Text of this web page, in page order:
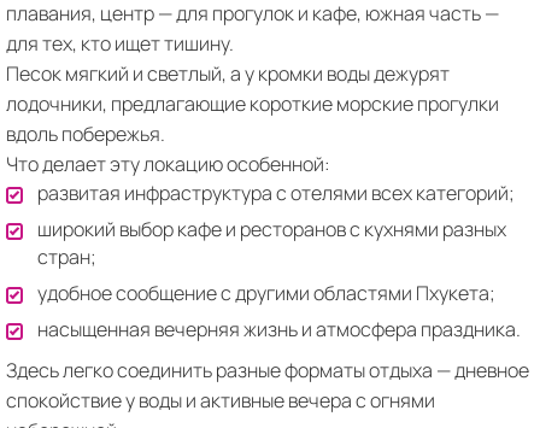
плавания, центр — для прогулок и кафе, южная часть —
для тех, кто ищет тишину.
Песок мягкий и светлый, а у кромки воды дежурят
лодочники, предлагающие короткие морские прогулки
вдоль побережья.
Что делает эту локацию особенной:
развитая инфраструктура с отелями всех категорий;
широкий выбор кафе и ресторанов с кухнями разных
стран;
удобное сообщение с другими областями Пхукета;
насыщенная вечерняя жизнь и атмосфера праздника.
Здесь легко соединить разные форматы отдыха — дневное
спокойствие у воды и активные вечера с огнями